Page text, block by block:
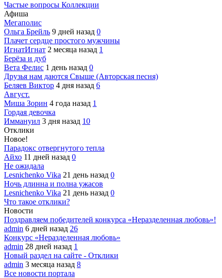
Частые вопросы Коллекции
Афиша
Мегаполис
Ольга Брейль 9 дней назад 0
Плачет сердце простого мужчины
ИгнатИгнат 2 месяца назад 1
Берёза и дуб
Вета Фелис 1 день назад 0
Друзья нам даются Свыше (Авторская песня)
Беляев Виктор 4 дня назад 6
Август.
Миша Зорин 4 года назад 1
Гордая девочка
Иммануил 3 дня назад 10
Отклики
Новое!
Парадокс отвергнутого тепла
Айхо 11 дней назад 0
Не ожидала
Lesnichenko Vika 21 день назад 0
Ночь длинна и полна ужасов
Lesnichenko Vika 21 день назад 0
Что такое отклики?
Новости
Поздравляем победителей конкурса «Неразделенная любовь»!
admin 6 дней назад 26
Конкурс «Неразделенная любовь»
admin 28 дней назад 1
Новый раздел на сайте - Отклики
admin 3 месяца назад 8
Все новости портала